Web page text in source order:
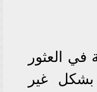
في العثور
غير